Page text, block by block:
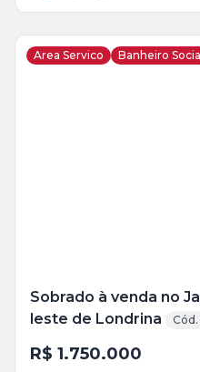
Area Servico Banheiro Social
Sobrado à venda no
leste de Londrina
Cód.
R$ 1.750.000